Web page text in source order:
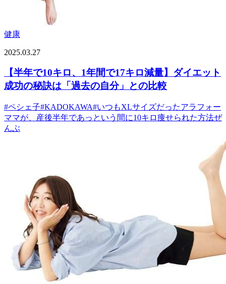
健康
2025.03.27
【半年で10キロ、1年間で17キロ減量】ダイエット
成功の秘訣は「過去の自分」との比較
#ペシェ子#KADOKAWA#いつもXLサイズだったアラフォー
ママが、産後半年であっという間に10キロ痩せられた方法ぜ
んぶ